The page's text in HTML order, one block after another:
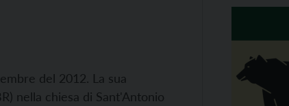
del 2012. La sua
nella chiesa di Sant'Antonio